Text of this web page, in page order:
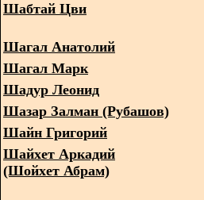
Шабтай Цви
Шагал Анатолий
Шагал Марк
Шадур Леонид
Шазар Залман (Рубашов)
Шайн Григорий
Шайхет Аркадий
(Шойхет Абрам)